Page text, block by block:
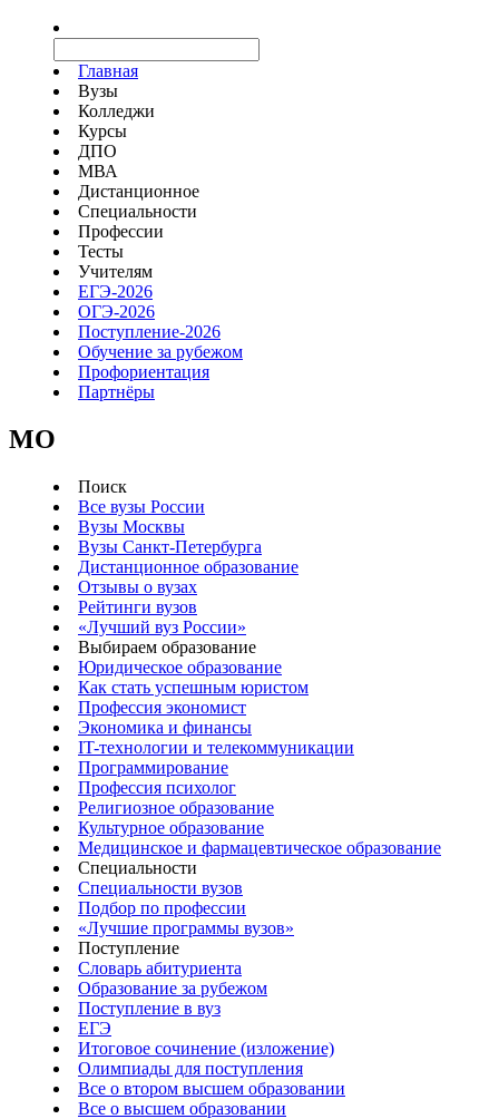
Главная
Вузы
Колледжи
Курсы
ДПО
МВА
Дистанционное
Специальности
Профессии
Тесты
Учителям
ЕГЭ-2026
ОГЭ-2026
Поступление-2026
Обучение за рубежом
Профориентация
Партнёры
MO
Поиск
Все вузы России
Вузы Москвы
Вузы Санкт-Петербурга
Дистанционное образование
Отзывы о вузах
Рейтинги вузов
«Лучший вуз России»
Выбираем образование
Юридическое образование
Как стать успешным юристом
Профессия экономист
Экономика и финансы
IT-технологии и телекоммуникации
Программирование
Профессия психолог
Религиозное образование
Культурное образование
Медицинское и фармацевтическое образование
Специальности
Специальности вузов
Подбор по профессии
«Лучшие программы вузов»
Поступление
Словарь абитуриента
Образование за рубежом
Поступление в вуз
ЕГЭ
Итоговое сочинение (изложение)
Олимпиады для поступления
Все о втором высшем образовании
Все о высшем образовании